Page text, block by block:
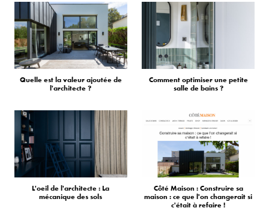
Quelle est la valeur ajoutée de
l'architecte ?
Comment optimiser une petite
salle de bains ?
L'oeil de l'architecte : La
mécanique des sols
Côté Maison : Construire sa
maison : ce que l'on changerait si
c'était à refaire !